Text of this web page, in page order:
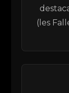
(les